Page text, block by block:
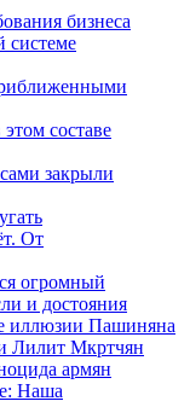
бизнеса
системе
составе
закрыли
От
огромный
и достояния
иллюзии Пашиняна
Лилит Мкртчян
армян
Наша